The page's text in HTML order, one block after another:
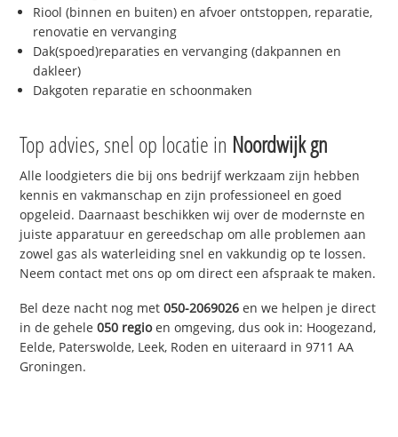
Riool (binnen en buiten) en afvoer ontstoppen, reparatie,
renovatie en vervanging
Dak(spoed)reparaties en vervanging (dakpannen en
dakleer)
Dakgoten reparatie en schoonmaken
Top advies, snel op locatie in Noordwijk gn
Alle loodgieters die bij ons bedrijf werkzaam zijn hebben
kennis en vakmanschap en zijn professioneel en goed
opgeleid. Daarnaast beschikken wij over de modernste en
juiste apparatuur en gereedschap om alle problemen aan
zowel gas als waterleiding snel en vakkundig op te lossen.
Neem contact met ons op om direct een afspraak te maken.
Bel deze nacht nog met050-2069026 en we helpen je direct
in de gehele050 regioen omgeving, dus ook in: Hoogezand,
Eelde, Paterswolde, Leek, Roden en uiteraard in 9711 AA
Groningen.